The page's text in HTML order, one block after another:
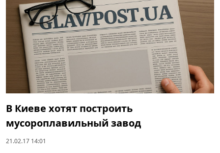
В Киеве хотят построить
мусороплавильный завод
21.02.17 14:01